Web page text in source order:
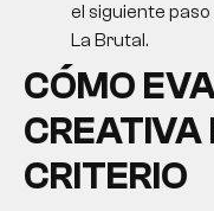
el siguiente
La Brutal.
CÓMO
CREATIVA
CRITERIO